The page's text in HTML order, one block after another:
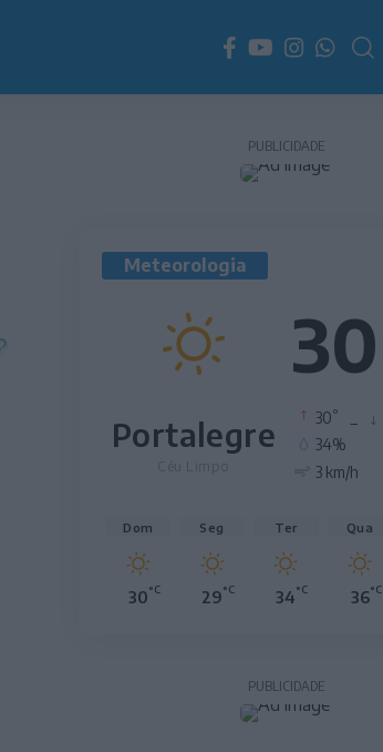
PUBLICIDADE
Meteorologia
30
Portalegre 30°
34%
3 km/h
Dom
30°C
Seg
29°C
Ter
34°C
Qua
36°C
PUBLICIDADE